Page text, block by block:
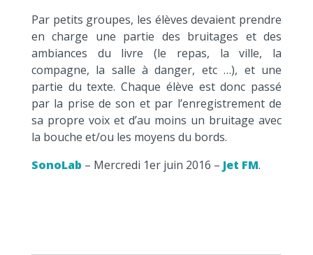
Par petits groupes, les élèves devaient prendre
en charge une partie des bruitages et des
ambiances du livre (le repas, la ville, la
compagne, la salle à danger, etc …), et une
partie du texte. Chaque élève est donc passé
par la prise de son et par l’enregistrement de
sa propre voix et d’au moins un bruitage avec
la bouche et/ou les moyens du bords.
SonoLab – Mercredi 1er juin 2016 – Jet FM.